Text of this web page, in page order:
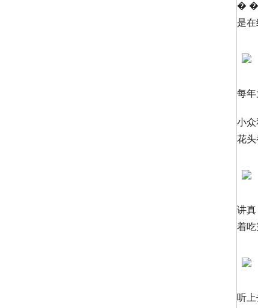
� �
是
每年
小
花
讲
着吃
听